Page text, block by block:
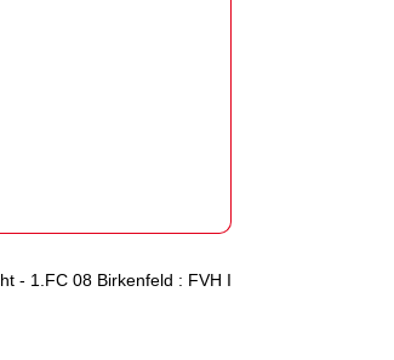
- 1.FC 08 Birkenfeld : FVH I